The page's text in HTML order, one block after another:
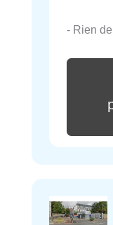
- Rien